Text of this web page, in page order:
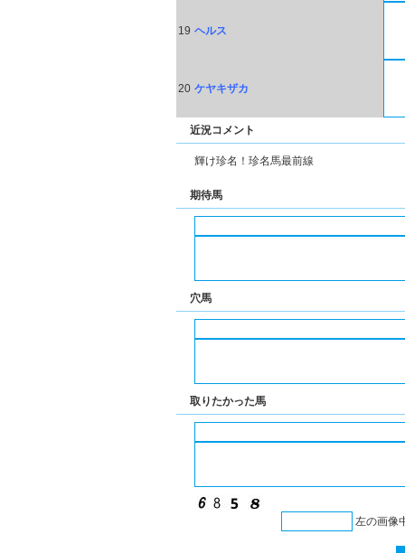
19 ヘルス
20 ケヤキザカ
近況コメント
輝け珍名！珍名馬最前線
期待馬
穴馬
取りたかった馬
左の画像